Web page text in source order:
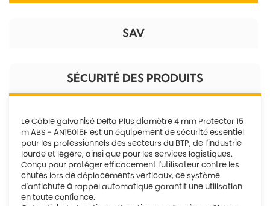
SAV
SÉCURITÉ DES PRODUITS
Le Câble galvanisé Delta Plus diamètre 4 mm Protector 15
m ABS - AN15015F est un équipement de sécurité essentiel
pour les professionnels des secteurs du BTP, de l'industrie
lourde et légère, ainsi que pour les services logistiques.
Conçu pour protéger efficacement l'utilisateur contre les
chutes lors de déplacements verticaux, ce système
d'antichute à rappel automatique garantit une utilisation
en toute confiance.